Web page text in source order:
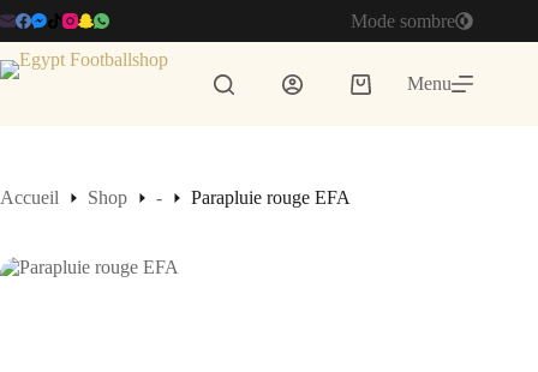
Passer
au
contenu
Mode sombre
Panier
Menu
Accueil Shop - Parapluie rouge EFA